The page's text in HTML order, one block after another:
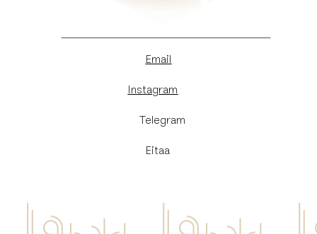
Email
Instagram
​Telegram
Eitaa